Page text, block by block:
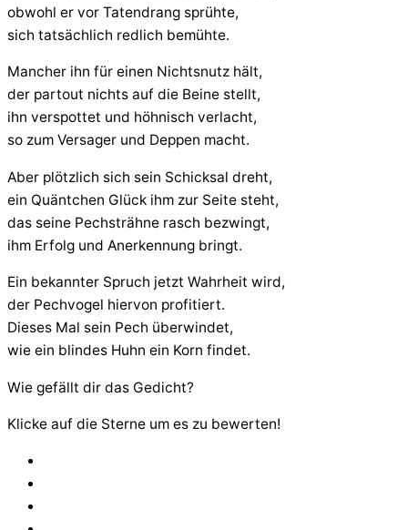
obwohl er vor Tatendrang sprühte,
sich tatsächlich redlich bemühte.
Mancher ihn für einen Nichtsnutz hält,
der partout nichts auf die Beine stellt,
ihn verspottet und höhnisch verlacht,
so zum Versager und Deppen macht.
Aber plötzlich sich sein Schicksal dreht,
ein Quäntchen Glück ihm zur Seite steht,
das seine Pechsträhne rasch bezwingt,
ihm Erfolg und Anerkennung bringt.
Ein bekannter Spruch jetzt Wahrheit wird,
der Pechvogel hiervon profitiert.
Dieses Mal sein Pech überwindet,
wie ein blindes Huhn ein Korn findet.
Wie gefällt dir das Gedicht?
Klicke auf die Sterne um es zu bewerten!